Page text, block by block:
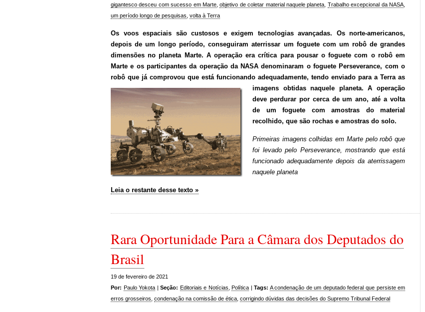
gigantesco desceu com sucesso em Marte ,objetivo de coletar material naquele planeta Trabalho excepcional da NASA
um período longo de pesquisas volta à Terra
Os voos espaciais são custosos e exigem tecnologias avançadas. Os norte-americanos,
depois de um longo período, conseguiram aterrissar um foguete com um robô de grandes
dimensões no planeta Marte. A operação era crítica para pousar o foguete com o robô em
Marte e os participantes da operação da NASA denominaram o foguete Perseverance, com o
robô que já comprovou que está funcionando adequadamente, tendo enviado para a Terra as
imagens obtidas naquele planeta. A operação
deve perdurar por cerca de um ano, até a volta
de um foguete com amostras do material
recolhido, que são rochas e amostras do solo.
Primeiras imagens colhidas em Marte pelo robô que
foi levado pelo Perseverance, mostrando que está
funcionado adequadamente depois da aterrissagem
naquele planeta
Leia o restante desse texto »
Rara Oportunidade Para a Câmara dos Deputados do
Brasil
19 de fevereiro de 2021
Por: Paulo Yokota |Seção: Editoriais e Notícias ,Política |Tags: A condenação de um deputado federal que persiste em
erros grosseiros condenação na comissão de ética corrigindo dúvidas das decisões do Supremo Tribunal Federal